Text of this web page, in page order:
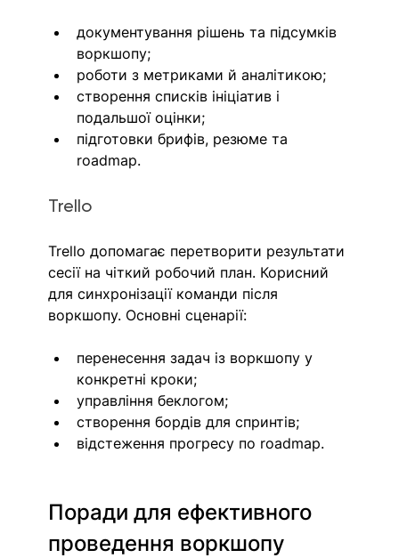
документування рішень та підсумків
воркшопу;
роботи з метриками й аналітикою;
створення списків ініціатив і
подальшої оцінки;
підготовки брифів, резюме та
roadmap.
Trello
Trello допомагає перетворити результати
сесії на чіткий робочий план. Корисний
для синхронізації команди після
воркшопу. Основні сценарії:
перенесення задач із воркшопу у
конкретні кроки;
управління беклогом;
створення бордів для спринтів;
відстеження прогресу по roadmap.
Поради для ефективного
проведення воркшопу